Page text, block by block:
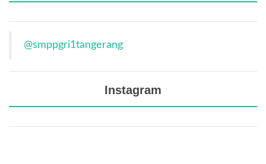
@smppgri1tangerang
Instagram